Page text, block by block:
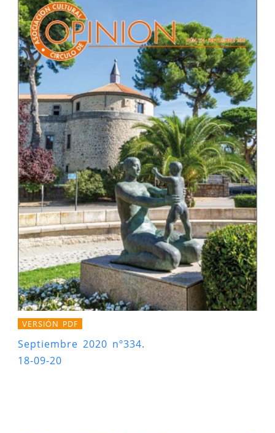
VERSIÓN PDF
Septiembre 2020 nº334.
18-09-20